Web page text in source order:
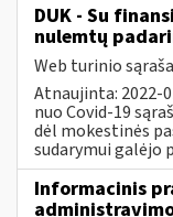
DUK - Su
nulemtų
Web turinio
Atnaujinta: 2022-
nuo Covid-19
dėl mokestinės
sudarymui galėjo
Informacinis